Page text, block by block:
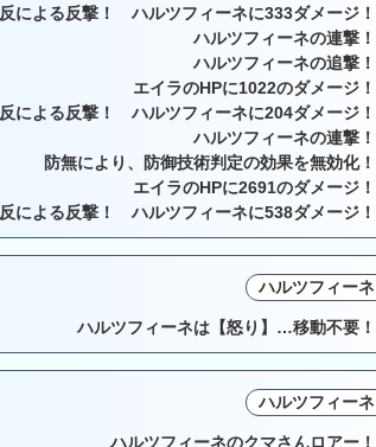
反による反撃！ ハルツフィーネに333ダメージ！
ハルツフィーネの連撃！
ハルツフィーネの追撃！
エイラのHPに1022のダメージ！
反による反撃！ ハルツフィーネに204ダメージ！
ハルツフィーネの連撃！
防無により、防御技術判定の効果を無効化！
エイラのHPに2691のダメージ！
反による反撃！ ハルツフィーネに538ダメージ！
ハルツフィーネ
ハルツフィーネは【怒り】…移動不要！
ハルツフィーネ
ハルツフィーネのクマさんロアー！